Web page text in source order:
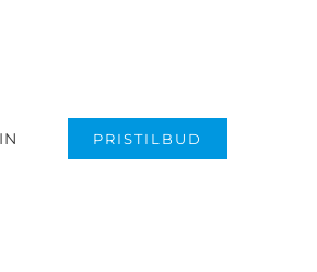
PRISTILBUD